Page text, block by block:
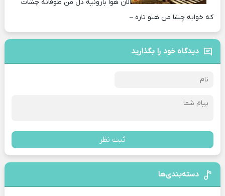
الان هوا بارونیه دل من طوفانه چشات
که خوابه چشا من هنو تاره –
دیدگاه خود را بگذارید
ثبت نظر
دسته‌بندی‌ها